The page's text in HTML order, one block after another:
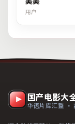
用户
国产电影大
华语片库汇整 ·